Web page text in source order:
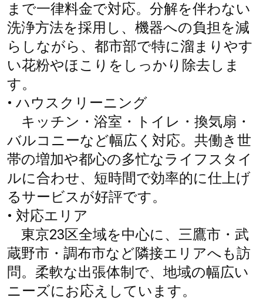
まで一律料金で対応。分解を伴わない
洗浄方法を採用し、機器への負担を減
らしながら、都市部で特に溜まりやす
い花粉やほこりをしっかり除去しま
す。
• ハウスクリーニング
キッチン・浴室・トイレ・換気扇・
バルコニーなど幅広く対応。共働き世
帯の増加や都心の多忙なライフスタイ
ルに合わせ、短時間で効率的に仕上げ
るサービスが好評です。
• 対応エリア
東京23区全域を中心に、三鷹市・武
蔵野市・調布市など隣接エリアへも訪
問。柔軟な出張体制で、地域の幅広い
ニーズにお応えしています。